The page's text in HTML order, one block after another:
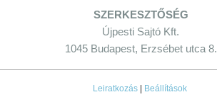
SZERKESZTŐSÉG
Újpesti Sajtó Kft.
1045 Budapest, Erzsébet utca 8.
Leiratkozás| Beállítások